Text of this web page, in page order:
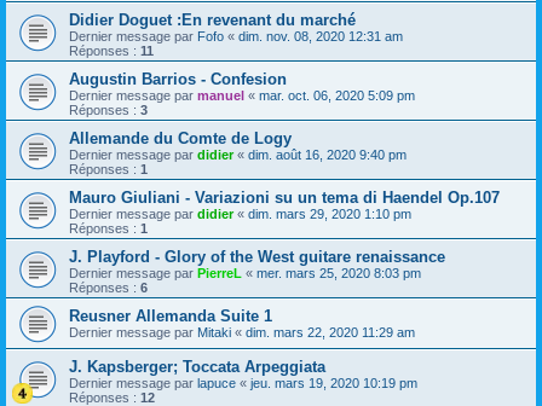
Didier Doguet :En revenant du marché
Dernier message par Fofo « dim. nov. 08, 2020 12:31 am
Réponses : 11
Augustin Barrios - Confesion
Dernier message par manuel « mar. oct. 06, 2020 5:09 pm
Réponses : 3
Allemande du Comte de Logy
Dernier message par didier« dim. août 16, 2020 9:40 pm
Réponses : 1
Mauro Giuliani - Variazioni su un tema di Haendel Op.107
Dernier message par didier« dim. mars 29, 2020 1:10 pm
Réponses : 1
J. Playford - Glory of the West guitare renaissance
Dernier message par PierreL « mer. mars 25, 2020 8:03 pm
Réponses : 6
Reusner Allemanda Suite 1
Dernier message par Mitaki « dim. mars 22, 2020 11:29 am
J. Kapsberger; Toccata Arpeggiata
Dernier message par lapuce « jeu. mars 19, 2020 10:19 pm
Réponses : 12